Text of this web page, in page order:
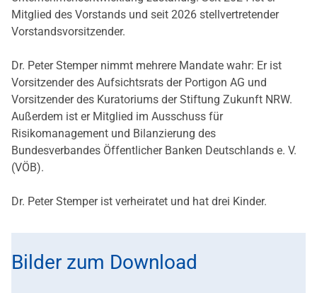
Mitglied des Vorstands und seit 2026 stellvertretender
Vorstandsvorsitzender.
Dr. Peter Stemper nimmt mehrere Mandate wahr: Er ist
Vorsitzender des Aufsichtsrats der Portigon AG und
Vorsitzender des Kuratoriums der Stiftung Zukunft NRW.
Außerdem ist er Mitglied im Ausschuss für
Risikomanagement und Bilanzierung des
Bundesverbandes Öffentlicher Banken Deutschlands e. V.
(VÖB).
Dr. Peter Stemper ist verheiratet und hat drei Kinder.
Bilder zum Download